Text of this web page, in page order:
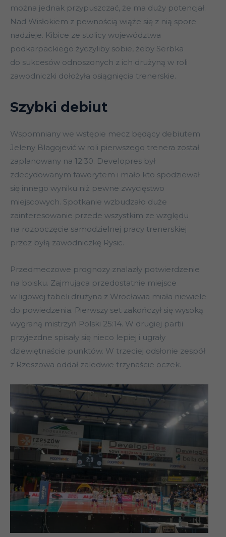
można jednak przypuszczać, że ma duży potencjał.
Nad Wisłokiem z pewnością wiąże się z nią spore
nadzieje. Kibice ze stolicy województwa
podkarpackiego życzyliby sobie, żeby Serbka
do sukcesów odnoszonych z ich drużyną w roli
zawodniczki dołożyła osiągnięcia trenerskie.
Szybki debiut
Wspomniany we wstępie mecz będący debiutem
Jeleny Blagojević w roli pierwszego trenera został
zaplanowany na 12:30. Developres był
zdecydowanym faworytem i mało kto spodziewał
się innego wyniku niż pewne zwycięstwo
miejscowych. Spotkanie wzbudzało duże
zainteresowanie przede wszystkim ze względu
na rozpoczęcie samodzielnej pracy trenerskiej
przez byłą zawodniczkę Rysic.
Przedmeczowe prognozy znalazły potwierdzenie
na boisku. Zajmująca przedostatnie miejsce
w ligowej tabeli drużyna z Wrocławia miała niewiele
do powiedzenia. Pierwszy set zakończył się wysoką
wygraną mistrzyń Polski 25:14. W drugiej partii
przyjezdne spisały się nieco lepiej i ugrały
dziewiętnaście punktów. W trzeciej odsłonie zespół
z Rzeszowa oddał zaledwie trzynaście oczek.